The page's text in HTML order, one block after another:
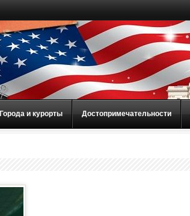
Города и курорты Достопримечательности